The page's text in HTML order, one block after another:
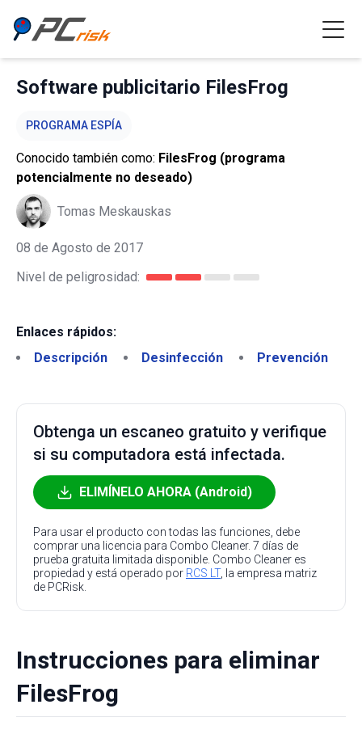
Software publicitario FilesFrog
PROGRAMA ESPÍA
Conocido también como: FilesFrog (programa
potencialmente no deseado)
Tomas Meskauskas
08 de Agosto de 2017
Nivel de peligrosidad:
Enlaces rápidos:
Descripción
Desinfección Prevención
Obtenga un escaneo gratuito y verifique
si su computadora está infectada.
ELIMÍNELO AHORA (Android)
Para usar el producto con todas las funciones, debe
comprar una licencia para Combo Cleaner. 7 días de
prueba gratuita limitada disponible. Combo Cleaner es
propiedad y está operado por RCS LT, la empresa matriz
de PCRisk.
Instrucciones para eliminar
FilesFrog